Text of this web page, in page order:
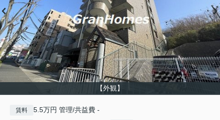
【外観】
賃料 5.5万円 管理/共益費 -